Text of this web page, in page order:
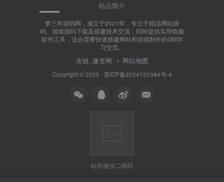
站点简介
梦三年源码网，成立于2021年，专注于精品网站源
码、游戏源码下载及搭建技术交流，同时提供实用电脑
软件工具，适合需要快速搭建网站和游戏制作的GM学
习交流。
友链_遂变网 网站地图
Copyright © 2025 · 苏ICP备2024120384号-4
站长微信二维码